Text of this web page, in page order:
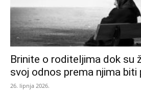
Brinite o roditeljima dok su
svoj odnos prema njima biti
26. lipnja 2026.